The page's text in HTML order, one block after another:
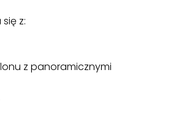
z:
z panoramicznymi